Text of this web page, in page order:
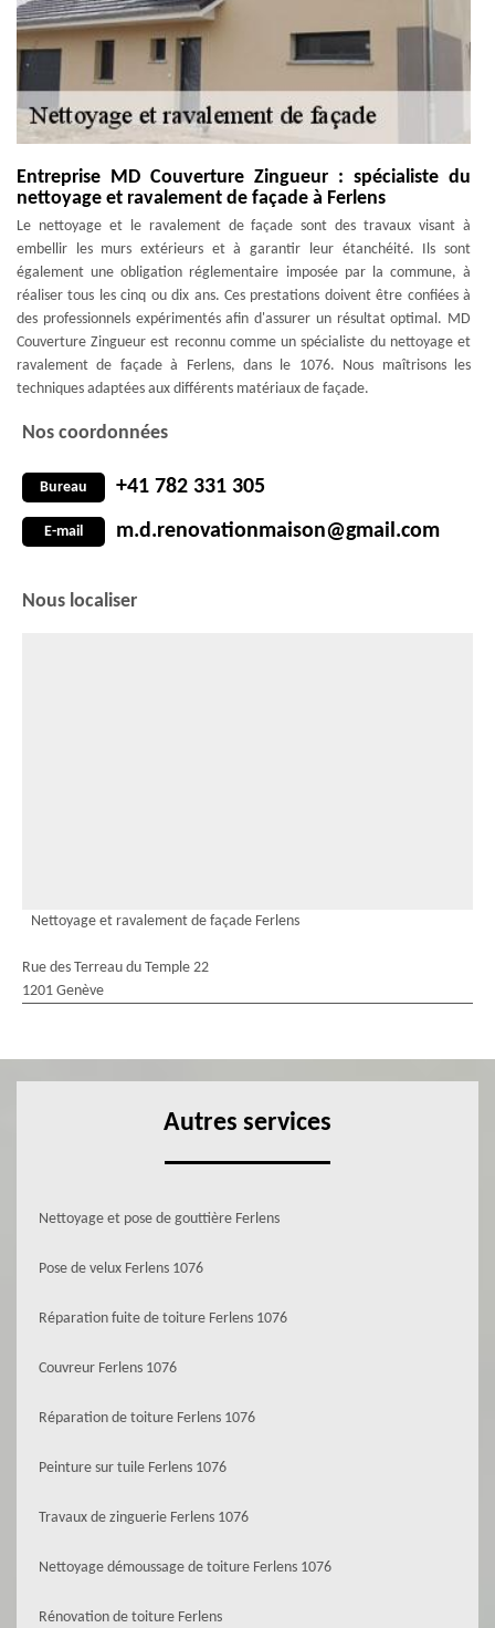
Entreprise MD Couverture Zingueur : spécialiste du
nettoyage et ravalement de façade à Ferlens
Le nettoyage et le ravalement de façade sont des travaux visant à
embellir les murs extérieurs et à garantir leur étanchéité. Ils sont
également une obligation réglementaire imposée par la commune, à
réaliser tous les cinq ou dix ans. Ces prestations doivent être confiées à
des professionnels expérimentés afin d'assurer un résultat optimal. MD
Couverture Zingueur est reconnu comme un spécialiste du nettoyage et
ravalement de façade à Ferlens, dans le 1076. Nous maîtrisons les
techniques adaptées aux différents matériaux de façade.
Nos coordonnées
Bureau +41 782 331 305
E-mail m.d.renovationmaison@gmail.com
Nous localiser
Nettoyage et ravalement de façade Ferlens
Rue des Terreau du Temple 22
1201 Genève
Autres services
Nettoyage et pose de gouttière Ferlens
Pose de velux Ferlens 1076
Réparation fuite de toiture Ferlens 1076
Couvreur Ferlens 1076
Réparation de toiture Ferlens 1076
Peinture sur tuile Ferlens 1076
Travaux de zinguerie Ferlens 1076
Nettoyage démoussage de toiture Ferlens 1076
Rénovation de toiture Ferlens